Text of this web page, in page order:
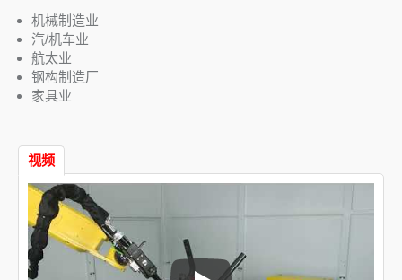
机械制造业
汽/机车业
航太业
钢构制造厂
家具业
视频